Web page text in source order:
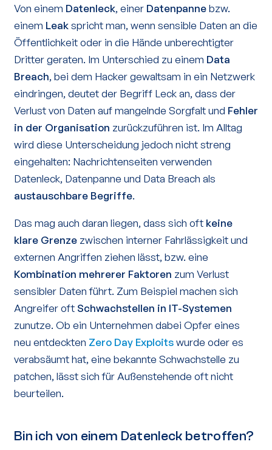
Von einem Datenleck, einer Datenpannebzw.
einem Leakspricht man, wenn sensible Daten an die
Öffentlichkeit oder in die Hände unberechtigter
Dritter geraten. Im Unterschied zu einem Data
Breach, bei dem Hacker gewaltsam in ein Netzwerk
eindringen, deutet der Begriff Leck an, dass der
Verlust von Daten auf mangelnde Sorgfalt und Fehler
in der Organisation zurückzuführen ist. Im Alltag
wird diese Unterscheidung jedoch nicht streng
eingehalten: Nachrichtenseiten verwenden
Datenleck, Datenpanne und Data Breach als
austauschbare Begriffe.
Das mag auch daran liegen, dass sich oft keine
klare Grenze zwischen interner Fahrlässigkeit und
externen Angriffen ziehen lässt, bzw. eine
Kombination mehrerer Faktoren zum Verlust
sensibler Daten führt. Zum Beispiel machen sich
Angreifer oft Schwachstellen in IT-Systemen
zunutze. Ob ein Unternehmen dabei Opfer eines
neu entdeckten Zero Day Exploitswurde oder es
verabsäumt hat, eine bekannte Schwachstelle zu
patchen, lässt sich für Außenstehende oft nicht
beurteilen.
Bin ich von einem Datenleck betroffen?